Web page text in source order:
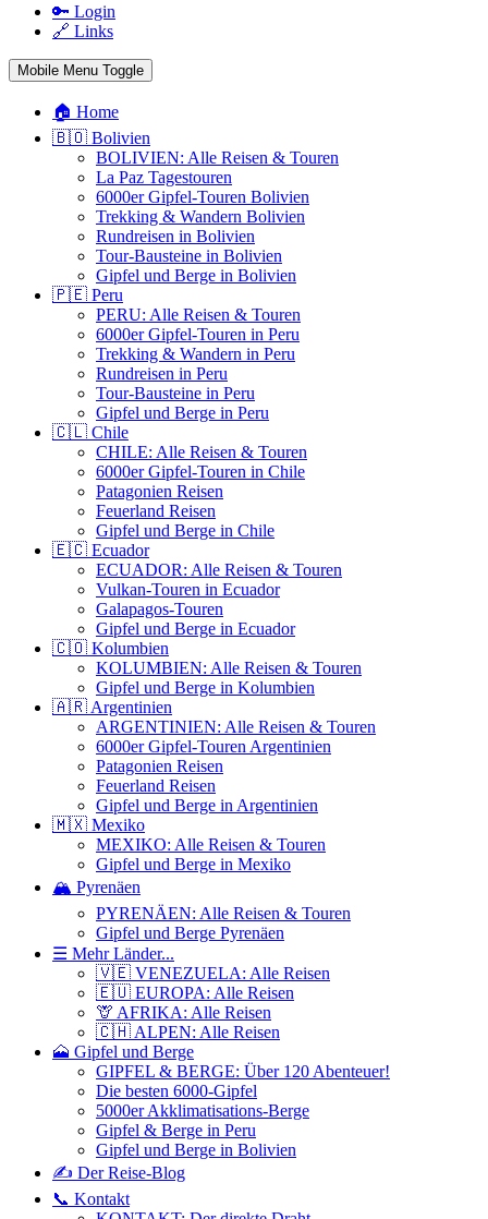
🔑 Login
🔗 Links
Mobile Menu Toggle
🏠 Home
🇧🇴 Bolivien
BOLIVIEN: Alle Reisen & Touren
La Paz Tagestouren
6000er Gipfel-Touren Bolivien
Trekking & Wandern Bolivien
Rundreisen in Bolivien
Tour-Bausteine in Bolivien
Gipfel und Berge in Bolivien
🇵🇪 Peru
PERU: Alle Reisen & Touren
6000er Gipfel-Touren in Peru
Trekking & Wandern in Peru
Rundreisen in Peru
Tour-Bausteine in Peru
Gipfel und Berge in Peru
🇨🇱 Chile
CHILE: Alle Reisen & Touren
6000er Gipfel-Touren in Chile
Patagonien Reisen
Feuerland Reisen
Gipfel und Berge in Chile
🇪🇨 Ecuador
ECUADOR: Alle Reisen & Touren
Vulkan-Touren in Ecuador
Galapagos-Touren
Gipfel und Berge in Ecuador
🇨🇴 Kolumbien
KOLUMBIEN: Alle Reisen & Touren
Gipfel und Berge in Kolumbien
🇦🇷 Argentinien
ARGENTINIEN: Alle Reisen & Touren
6000er Gipfel-Touren Argentinien
Patagonien Reisen
Feuerland Reisen
Gipfel und Berge in Argentinien
🇲🇽 Mexiko
MEXIKO: Alle Reisen & Touren
Gipfel und Berge in Mexiko
🏔️ Pyrenäen
PYRENÄEN: Alle Reisen & Touren
Gipfel und Berge Pyrenäen
☰ Mehr Länder...
🇻🇪 VENEZUELA: Alle Reisen
🇪🇺 EUROPA: Alle Reisen
🦒 AFRIKA: Alle Reisen
🇨🇭 ALPEN: Alle Reisen
🗻 Gipfel und Berge
GIPFEL & BERGE: Über 120 Abenteuer!
Die besten 6000-Gipfel
5000er Akklimatisations-Berge
Gipfel & Berge in Peru
Gipfel und Berge in Bolivien
✍️ Der Reise-Blog
📞 Kontakt